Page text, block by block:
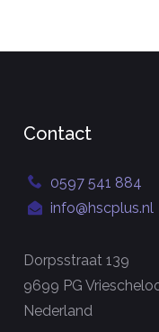
Contact
0597 541 884
info@hscplus.nl
Dorpsstraat 139
9699 PG
Nederland